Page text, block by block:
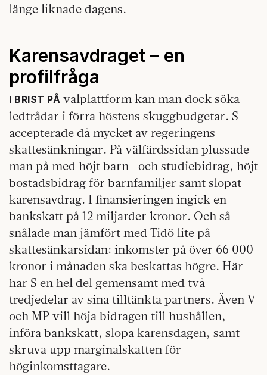
länge liknade dagens.
Karensavdraget – en
profilfråga
I BRIST PÅ valplattform kan man dock söka
ledtrådar i förra höstens skuggbudgetar. S
accepterade då mycket av regeringens
skattesänkningar. På välfärdssidan plussade
man på med höjt barn- och studiebidrag, höjt
bostadsbidrag för barnfamiljer samt slopat
karensavdrag. I finansieringen ingick en
bankskatt på 12 miljarder kronor. Och så
snålade man jämfört med Tidö lite på
skattesänkarsidan: inkomster på över 66 000
kronor i månaden ska beskattas högre. Här
har S en hel del gemensamt med två
tredjedelar av sina tilltänkta partners. Även V
och MP vill höja bidragen till hushållen,
införa bankskatt, slopa karensdagen, samt
skruva upp marginalskatten för
höginkomsttagare.